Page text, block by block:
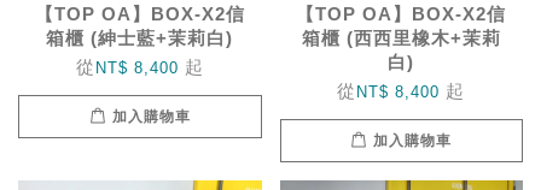
【TOP OA】BOX-X2信
箱櫃 (紳士藍+茉莉白)
從 NT$ 8,400 起
加入購物車
【TOP OA】BOX-X2信
箱櫃 (西西里橡木+茉莉
白)
從 NT$ 8,400 起
加入購物車